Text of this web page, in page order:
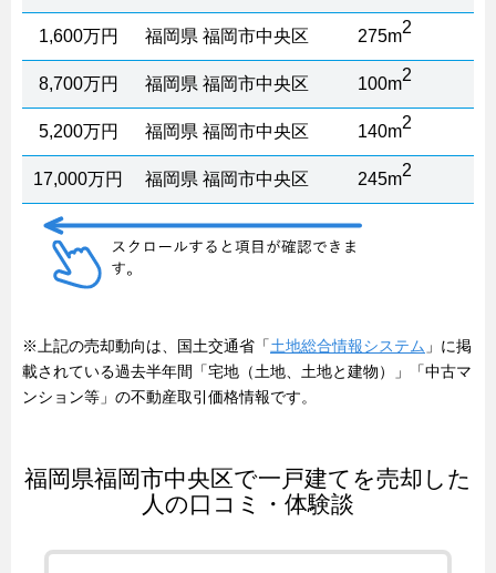
1,600万円 福岡県 福岡市中央区 275m2
8,700万円 福岡県 福岡市中央区 100m2
5,200万円 福岡県 福岡市中央区 140m2
17,000万円 福岡県 福岡市中央区 245m2
※上記の売却動向は、国土交通省「土地総合情報システム 」に掲
載されている過去半年間「宅地（土地、土地と建物）」「中古マ
ンション等」の不動産取引価格情報です。
福岡県福岡市中央区で一戸建てを売却した
人の口コミ・体験談